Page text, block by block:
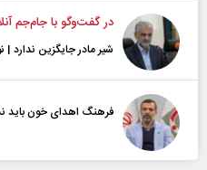
در گفت‌و‌گو با جام‌جم
شیر مادر جایگزین ندارد |
فرهنگ اهدای خون باید